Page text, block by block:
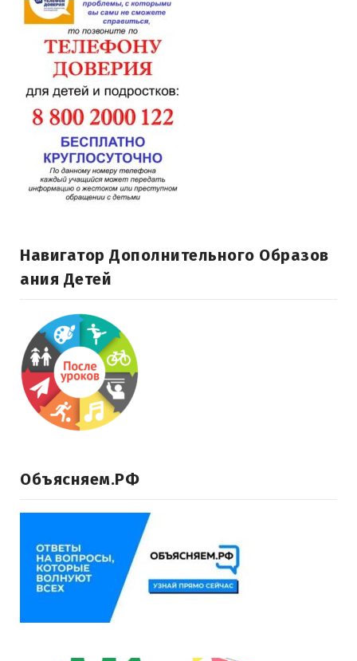
Навигатор Дополнительного Образов
Ания Детей
Объясняем.РФ